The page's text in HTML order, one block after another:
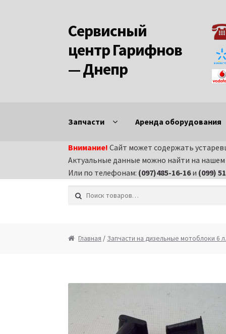
Перейти к навигации
Перейти к содержимому
Сервисный
центр Гарифнов
— Днепр
Запчасти Аренда оборудования
Аренда строительного
Запчасти на бензиновые генераторы
Запчасти на мотопомпы Мой
Внимание! Сайт может содержать
Актуальные данные можно найти на
Или по телефонам: (097)485-16-16и (099)
Искать:
Главная / Запчасти на дизельные мотоблоки 6